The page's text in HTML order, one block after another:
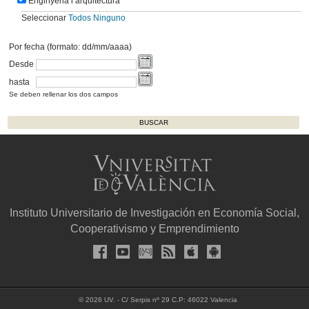
SeleccionarTodos Ninguno
Por fecha (formato: dd/mm/aaaa)
Desde
hasta
Se deben rellenar los dos campos
Instituto Universitario de Investigación en Economía Social,
Cooperativismo y Emprendimiento
© 2026 UV. - C/ Serpis nº 29 C.P: 46022 Valencia